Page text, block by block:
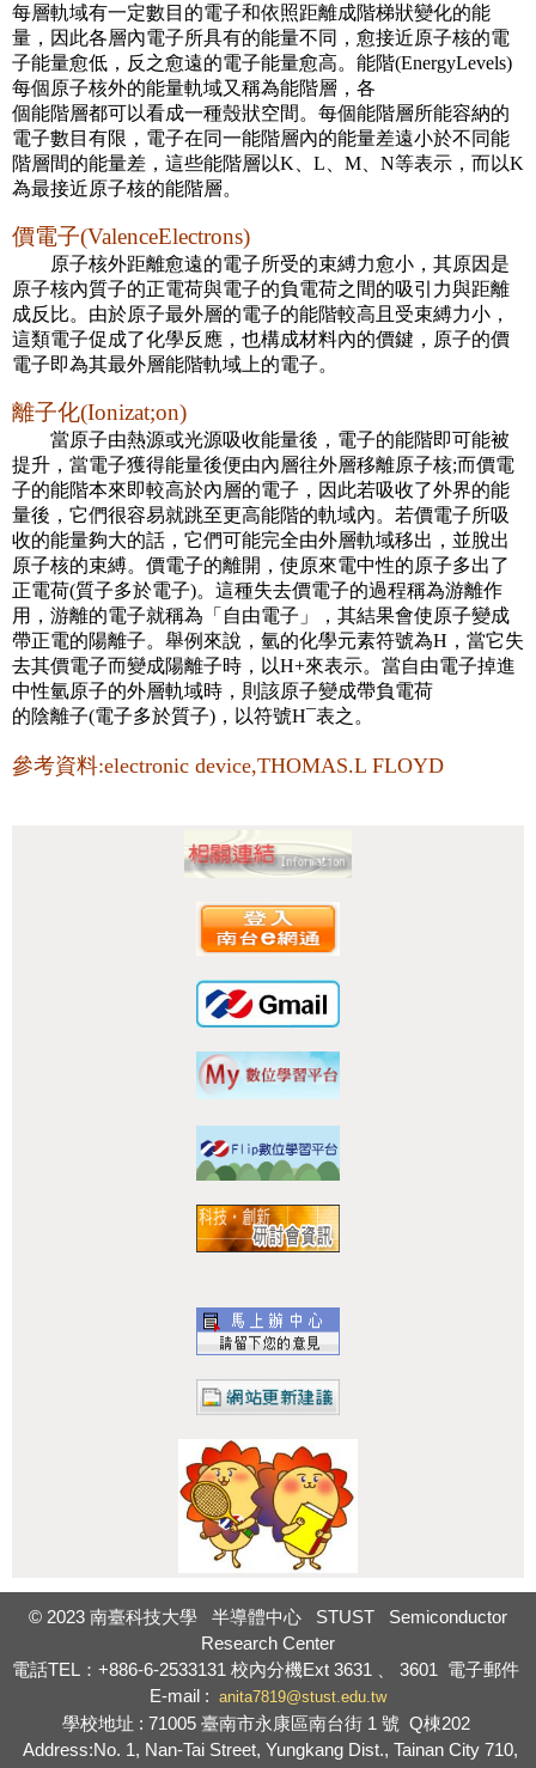
每層軌域有一定數目的電子和依照距離成階梯狀變化的能
量，因此各層內電子所具有的能量不同，愈接近原子核的電
子能量愈低，反之愈遠的電子能量愈高。能階(EnergyLevels)
每個原子核外的能量軌域又稱為能階層，各
個能階層都可以看成一種殼狀空間。每個能階層所能容納的
電子數目有限，電子在同一能階層內的能量差遠小於不同能
階層間的能量差，這些能階層以K、L、M、N等表示，而以K
為最接近原子核的能階層。
價電子(ValenceElectrons)
原子核外距離愈遠的電子所受的束縛力愈小，其原因是
原子核內質子的正電荷與電子的負電荷之間的吸引力與距離
成反比。由於原子最外層的電子的能階較高且受束縛力小，
這類電子促成了化學反應，也構成材料內的價鍵，原子的價
電子即為其最外層能階軌域上的電子。
離子化(Ionizat;on)
當原子由熱源或光源吸收能量後，電子的能階即可能被
提升，當電子獲得能量後便由內層往外層移離原子核;而價電
子的能階本來即較高於內層的電子，因此若吸收了外界的能
量後，它們很容易就跳至更高能階的軌域內。若價電子所吸
收的能量夠大的話，它們可能完全由外層軌域移出，並脫出
原子核的束縛。價電子的離開，使原來電中性的原子多出了
正電荷(質子多於電子)。這種失去價電子的過程稱為游離作
用，游離的電子就稱為「自由電子」，其結果會使原子變成
帶正電的陽離子。舉例來說，氫的化學元素符號為H，當它失
去其價電子而變成陽離子時，以H+來表示。當自由電子掉進
中性氫原子的外層軌域時，則該原子變成帶負電荷
的陰離子(電子多於質子)，以符號H¯表之。
參考資料:electronic device,THOMAS.L FLOYD
© 2023 南臺科技大學 半導體中心 STUST Semiconductor
Research Center
電話TEL：+886-6-2533131 校內分機Ext 3631 3601
電子郵件
E-mail : anita7819@stust.edu.tw
學校地址 : 71005 臺南市永康區南台街 1 號 Q棟202
Address:No. 1, Nan-Tai Street, Yungkang Dist., Tainan City 710,